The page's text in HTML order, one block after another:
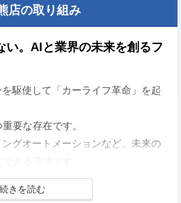
店の取り組み
い。AIと業界の未来を創るフ
駆使して「カーライフ革命」を起
要な存在です。
グオートメーションなど、未来の
ダイナミズムを肌で感じながら、
造してください。あなたの仕事